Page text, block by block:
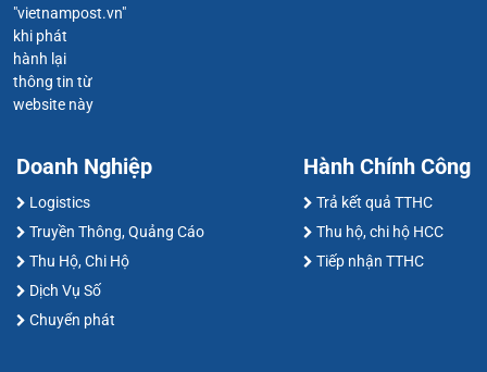
"vietnampost.vn"
khi phát
hành lại
thông tin từ
website này
Doanh Nghiệp
Logistics
Truyền Thông, Quảng Cáo
Thu Hộ, Chi Hộ
Dịch Vụ Số
Chuyển phát
Hành Chính Công
Trả kết quả TTHC
Thu hộ, chi hộ HCC
Tiếp nhận TTHC